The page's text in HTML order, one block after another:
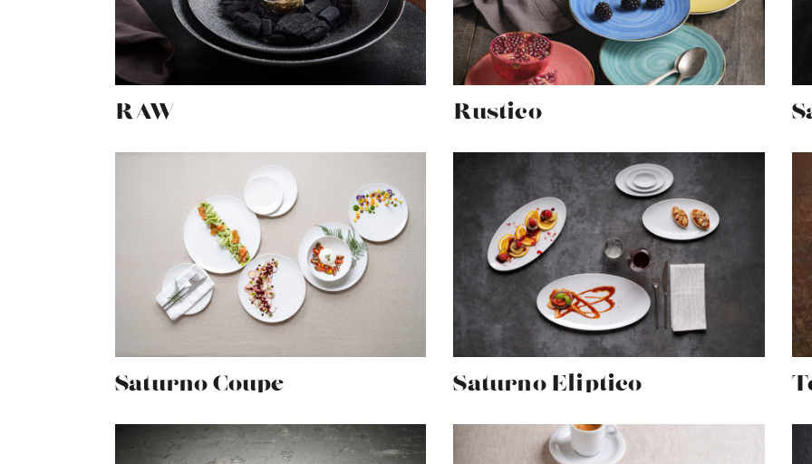
RAW Rustico
Saturno Coupe Saturno Eliptico